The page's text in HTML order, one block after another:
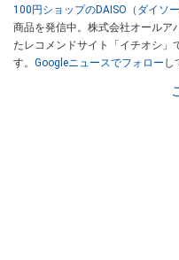
100円ショップのDAISO（ダイソー
商品を発信中。株式会社オールア
たレコメンドサイト「イチオシ」
す。 Googleニュースでフォロー し